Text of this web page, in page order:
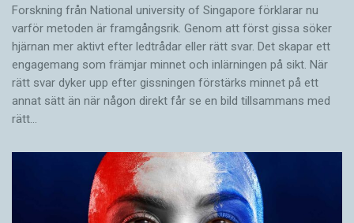
Forskning från National university of Singa­pore förklarar nu
varför metoden är framgångsrik. Genom att först gissa ­söker
hjärnan mer aktivt ­efter ledtrådar eller rätt svar. Det skapar ett
engagemang som främjar minnet och inlärningen på sikt. När
rätt svar dyker upp efter gissningen förstärks minnet på ett
annat sätt än när någon direkt får se en bild tillsammans med
rätt…